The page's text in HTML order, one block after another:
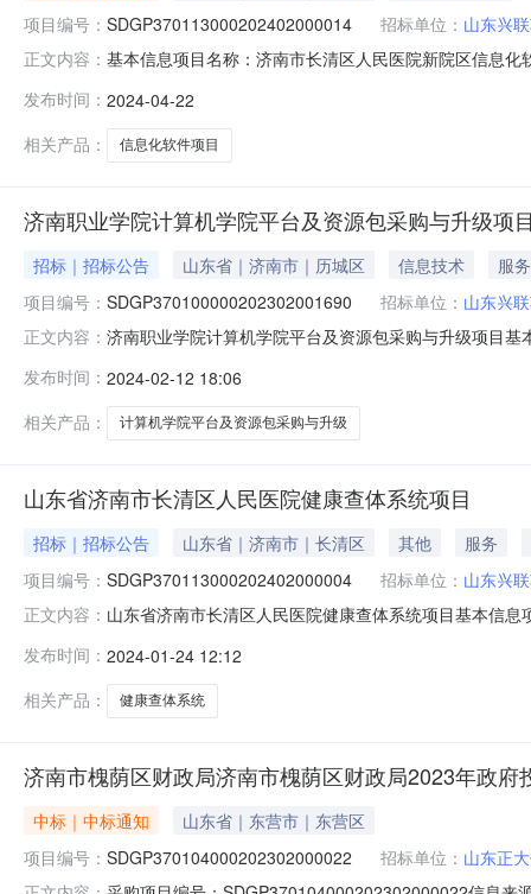
项目编号： SDGP370113000202402000014 招标单位： 山东兴
正文内容： 基本信息项目名称：济南市长清区人民医院新院区信息
项目管理有限公司项目联系人：采购单位地址：济南市
发布时间： 2024-04-22
相关产品：
信息化软件项目
济南职业学院计算机学院平台及资源包采购与升级项
招标｜招标公告 山东省｜济南市｜历城区 信息技术
服务
项目编号： SDGP370100000202302001690 招标单位： 山东兴
正文内容： 济南职业学院计算机学院平台及资源包采购与升级项目
号(经十路与凤鸣路交叉口东北角)采购单位信息采购单
发布时间： 2024-02-12 18:06
相关产品：
计算机学院平台及资源包采购与升级
山东省济南市长清区人民医院健康查体系统项目
招标｜招标公告 山东省｜济南市｜长清区 其他
服务
项目编号： SDGP370113000202402000004 招标单位： 山东兴
正文内容： 山东省济南市长清区人民医院健康查体系统项目基本信
易中心开标厅(济南市长清区经十西路17166号)采购单位
发布时间： 2024-01-24 12:12
相关产品：
健康查体系统
济南市槐荫区财政局济南市槐荫区财政局2023年政府
中标｜中标通知
山东省｜东营市｜东营区
项目编号： SDGP370104000202302000022 招标单位： 山东正